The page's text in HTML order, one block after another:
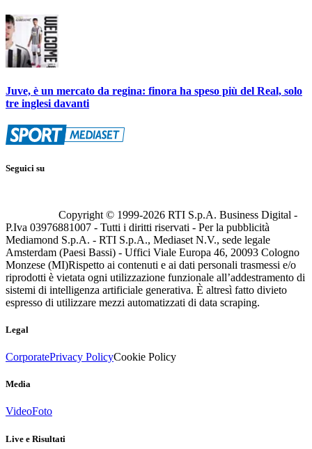
Juve, è un mercato da regina: finora ha speso più del Real, solo
tre inglesi davanti
Seguici su
Copyright © 1999-2026 RTI S.p.A. Business Digital -
P.Iva 03976881007 - Tutti i diritti riservati - Per la pubblicità
Mediamond S.p.A. - RTI S.p.A., Mediaset N.V., sede legale
Amsterdam (Paesi Bassi) - Uffici Viale Europa 46, 20093 Cologno
Monzese (MI)Rispetto ai contenuti e ai dati personali trasmessi e/o
riprodotti è vietata ogni utilizzazione funzionale all’addestramento di
sistemi di intelligenza artificiale generativa. È altresì fatto divieto
espresso di utilizzare mezzi automatizzati di data scraping.
Legal
CorporatePrivacy PolicyCookie Policy
Media
VideoFoto
Live e Risultati